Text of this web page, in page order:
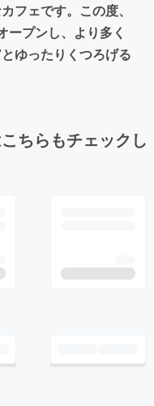
フェです。この度、
ープンし、より多く
ゆったりくつろげる
ちらもチェックし